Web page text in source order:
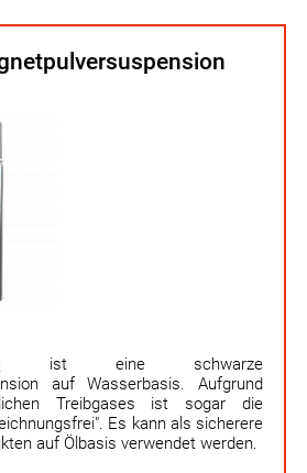
ist eine schwarze
auf Wasserbasis. Aufgrund
Treib­gases ist sogar die
Es kann als sicherere
auf Ölbasis verwendet werden.